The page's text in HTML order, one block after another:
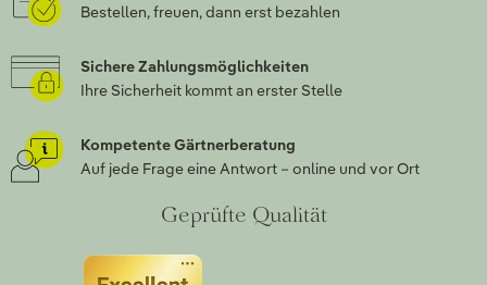
Bestellen, freuen, dann erst bezahlen
Sichere Zahlungsmöglichkeiten
Ihre Sicherheit kommt an erster Stelle
Kompetente Gärtnerberatung
Auf jede Frage eine Antwort – online und vor Ort
Geprüfte Qualität